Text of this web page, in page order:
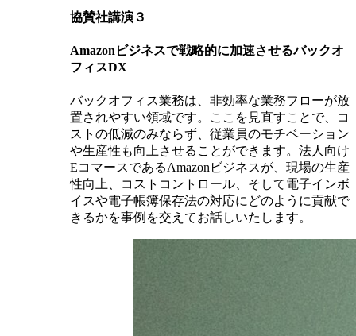
協賛社講演３
Amazonビジネスで戦略的に加速させるバックオ
フィスDX
バックオフィス業務は、非効率な業務フローが放
置されやすい領域です。ここを見直すことで、コ
ストの低減のみならず、従業員のモチベーション
や生産性も向上させることができます。法人向け
EコマースであるAmazonビジネスが、現場の生産
性向上、コストコントロール、そして電子インボ
イスや電子帳簿保存法の対応にどのように貢献で
きるかを事例を交えてお話しいたします。